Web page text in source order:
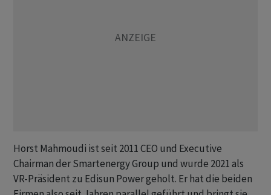
Horst Mahmoudi ist seit 2011 CEO und Executive
Chairman der Smartenergy Group und wurde 2021 als
VR-Präsident zu Edisun Power geholt. Er hat die beiden